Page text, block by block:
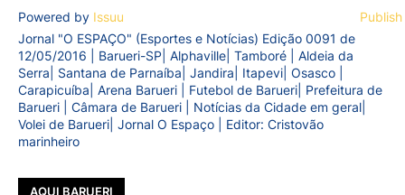
Powered by Issuu
Jornal "O ESPAÇO" (Esportes e Notícias) Edição 0091 de
12/05/2016 | Barueri-SP| Alphaville| Tamboré | Aldeia da
Serra| Santana de Parnaíba| Jandira| Itapevi| Osasco |
Carapicuíba| Arena Barueri | Futebol de Barueri| Prefeitura de
Barueri | Câmara de Barueri | Notícias da Cidade em geral|
Volei de Barueri| Jornal O Espaço | Editor: Cristovão
marinheiro
AQUI BARUERI